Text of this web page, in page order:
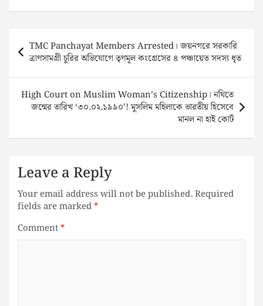
navigation
TMC Panchayat Members Arrested। জয়নগরে সরকারি
ত্রাণসামগ্রী চুরির অভিযোগে তৃণমূল কংগ্রেসের ৪ পঞ্চায়েত সদস্য ধৃত
High Court on Muslim Woman’s Citizenship। নথিতে
জন্মের তারিখ ‘৩০.০২.১৯৯০’! মুসলিম মহিলাকে ভারতীয় হিসেবে
মানল না হাই কোর্ট
Leave a Reply
Your email address will not be published.Required
fields are marked*
Comment*